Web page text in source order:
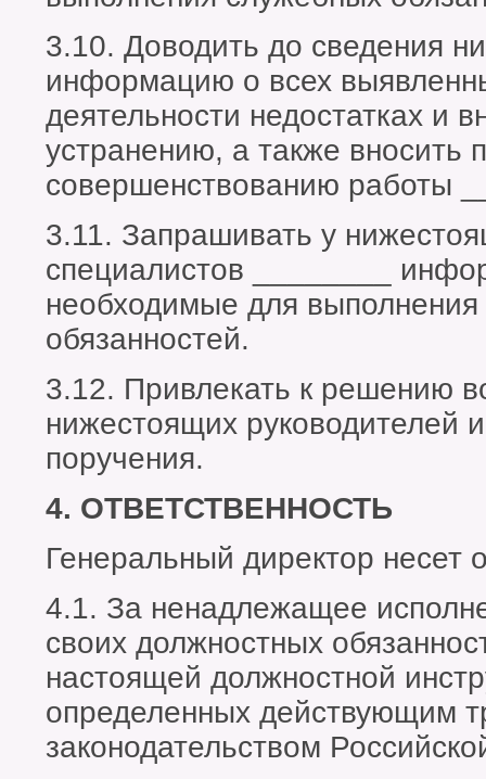
3.10. Доводить до сведения
информацию о всех
деятельности недостатках и
устранению, а также вносить
совершенствованию работы
3.11. Запрашивать у
специалистов ________
необходимые для
обязанностей.
3.12. Привлекать к решению
нижестоящих руководителей
поручения.
4. ОТВЕТСТВЕННОСТЬ
Генеральный директор несет
4.1. За ненадлежащее
своих должностных
настоящей должностной
определенных действующим
законодательством